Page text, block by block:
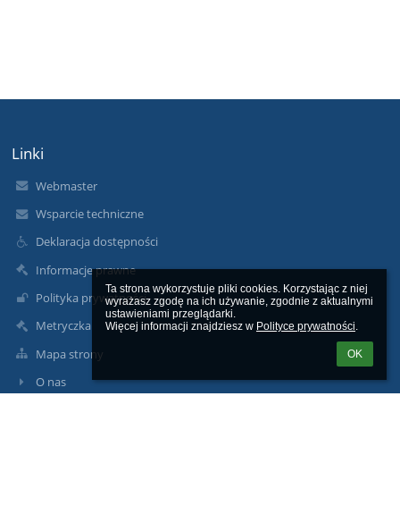
Ta strona wykorzystuje pliki cookies. Korzystając z niej
wyrażasz zgodę na ich używanie, zgodnie z aktualnymi
ustawieniami przeglądarki.
Więcej informacji znajdziesz w Polityce prywatności.
OK
Linki
Webmaster
Wsparcie techniczne
Deklaracja dostępności
Informacje prawne
Polityka prywatności
Metryczka
Mapa strony
O nas